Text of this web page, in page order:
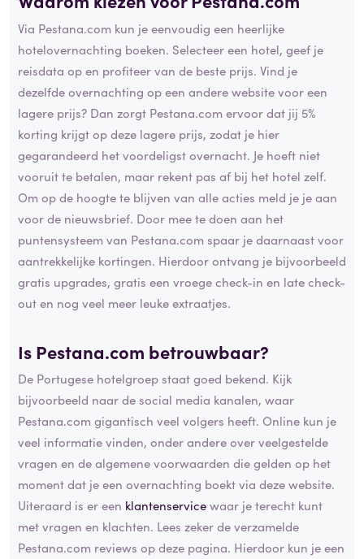
Via Pestana.com kun je eenvoudig een heerlijke
hotelovernachting boeken. Selecteer een hotel, geef je
reisdata op en profiteer van de beste prijs. Vind je
dezelfde overnachting op een andere website voor een
lagere prijs? Dan zorgt Pestana.com ervoor dat jij 5%
korting krijgt op deze lagere prijs, zodat je hier
gegarandeerd het voordeligst overnacht. Je hoeft niet
vooruit te betalen, maar rekent pas af bij het hotel zelf.
Om op de hoogte te blijven van alle acties meld je je aan
voor de nieuwsbrief. Door mee te doen aan het
puntensysteem van Pestana.com spaar je daarnaast voor
aantrekkelijke kortingen. Hierdoor ontvang je bijvoorbeeld
gratis upgrades, gratis een vroege check-in en late check-
out en nog veel meer leuke extraatjes.
Is Pestana.com betrouwbaar?
De Portugese hotelgroep staat goed bekend. Kijk
bijvoorbeeld naar de social media kanalen, waar
Pestana.com gigantisch veel volgers heeft. Online kun je
veel informatie vinden, onder andere over veelgestelde
vragen en de algemene voorwaarden die gelden op het
moment dat je een overnachting boekt via deze website.
Uiteraard is er een klantenservicewaar je terecht kunt
met vragen en klachten. Lees zeker de verzamelde
Pestana.com reviews op deze pagina. Hierdoor kun je een